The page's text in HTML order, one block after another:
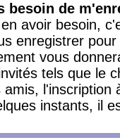
besoin de
avoir besoin,
enregistrer
vous
tels que le
amis,
instants, il